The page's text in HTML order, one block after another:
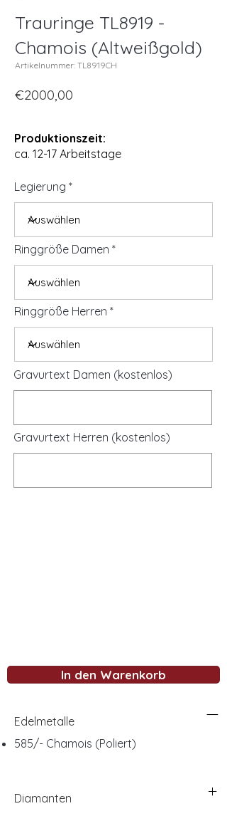
Trauringe TL8919 -
Chamois (Altweißgold)
Artikelnummer: TL8919CH
€2000,00
Produktionszeit:
ca. 12-17 Arbeitstage
Legierung
Ringgröße Damen
Ringgröße Herren
Gravurtext Damen (kostenlos)
Gravurtext Herren (kostenlos)
In den Warenkorb
Edelmetalle
585/- Chamois (Poliert)
Diamanten